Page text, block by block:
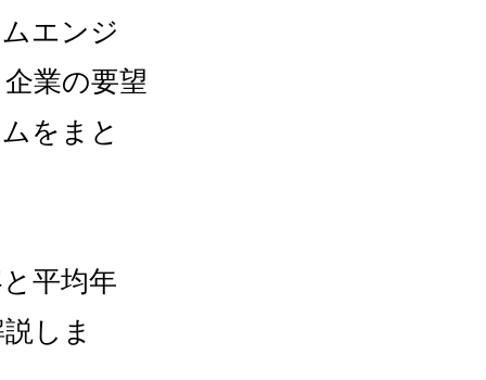
エンジ
業の要望
をまと
平均年
しま